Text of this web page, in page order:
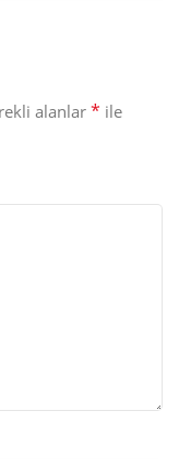
alanlar * ile